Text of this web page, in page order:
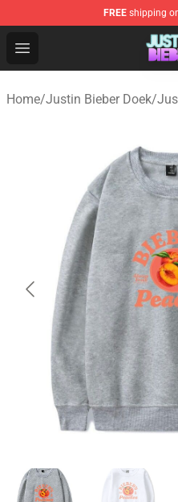
FREE shipping
Open menu
Justin Bieber Store -
Home/Justin Bieber Doek/